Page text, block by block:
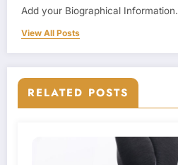
Add your Biographical Information.
View All Posts
RELATED POSTS